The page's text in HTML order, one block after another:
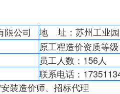
限公司 地
址：苏州工业
原工程造价资质等
员工人数：156人
联系电话：
装造价师、招标代理